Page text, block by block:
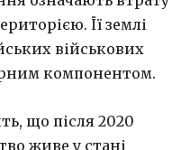
Її землі
військових
компонентом.
що після 2020
живе у стані